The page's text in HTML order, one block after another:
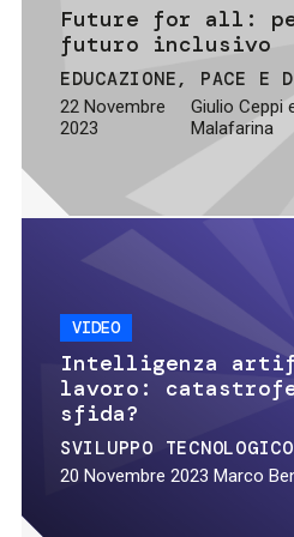
Future for all:
futuro inclusivo
EDUCAZIONE PACE E
22 Novembre
2023
Giulio Ceppi
Malafarina
VIDEO
Intelligenza
lavoro:
sfida?
SVILUPPO
20 Novembre 2023 Marco